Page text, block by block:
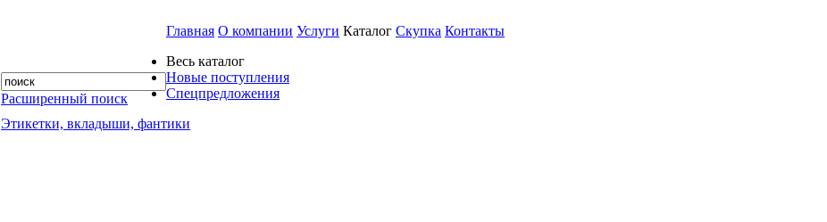
Расширенный поиск
Главная О компании Услуги Каталог Скупка Контакты
Весь каталог
Новые поступления
Спецпредложения
Этикетки, вкладыши, фантики